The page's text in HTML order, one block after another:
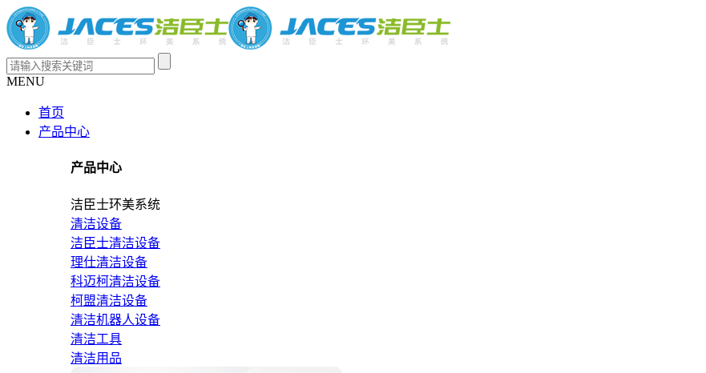
MENU
首页
产品中心
产品中心
洁臣士环美系统
清洁设备
洁臣士清洁设备
理仕清洁设备
科迈柯清洁设备
柯盟清洁设备
清洁机器人设备
清洁工具
清洁用品